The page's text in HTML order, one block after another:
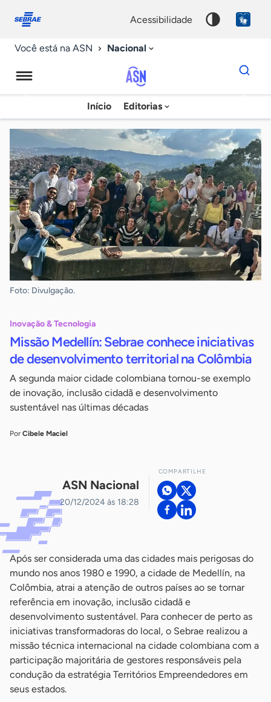
conosco
acessibilidade
Você está na ASN Nacional
Agência
Sebrae
de
Notícias
Início Editorias
Dados
para
chave
Foto: Divulgação.
Inovação & Tecnologia
Missão Medellín: Sebrae conhece iniciativas
de desenvolvimento territorial na Colômbia
A segunda maior cidade colombiana tornou-se exemplo
de inovação, inclusão cidadã e desenvolvimento
sustentável nas últimas décadas
Por Cibele Maciel
ASN Nacional
20/12/2024 às 18:28
COMPARTILHE
Após ser considerada uma das cidades mais perigosas do
mundo nos anos 1980 e 1990, a cidade de Medellín, na
Colômbia, atrai a atenção de outros países ao se tornar
referência em inovação, inclusão cidadã e
desenvolvimento sustentável. Para conhecer de perto as
iniciativas transformadoras do local, o Sebrae realizou a
missão técnica internacional na cidade colombiana com a
participação majoritária de gestores responsáveis pela
condução da estratégia Territórios Empreendedores em
seus estados.